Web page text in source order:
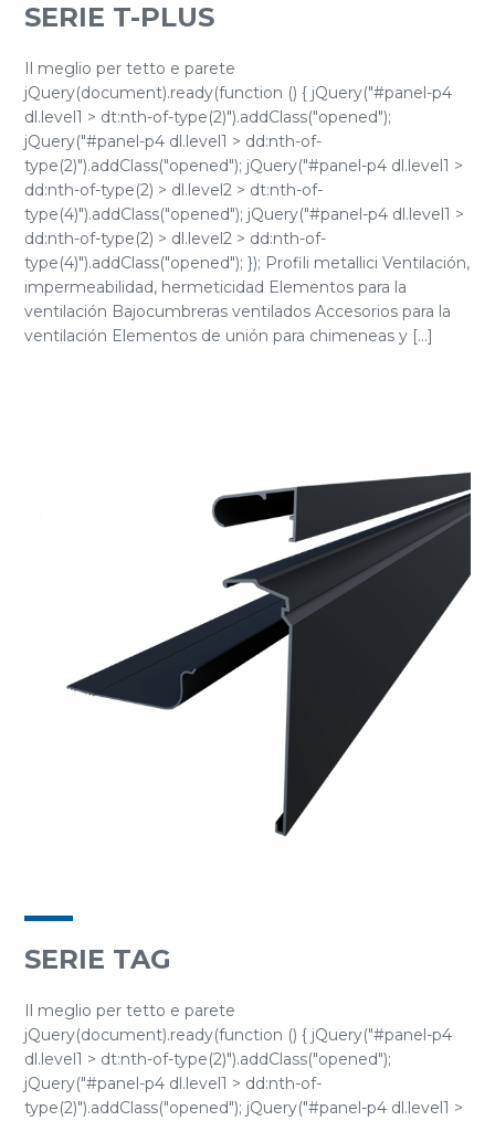
SERIE T-PLUS
Il meglio per tetto e parete
jQuery(document).ready(function () { jQuery("#panel-p4
dl.level1 > dt:nth-of-type(2)").addClass("opened");
jQuery("#panel-p4 dl.level1 > dd:nth-of-
type(2)").addClass("opened"); jQuery("#panel-p4 dl.level1 >
dd:nth-of-type(2) > dl.level2 > dt:nth-of-
type(4)").addClass("opened"); jQuery("#panel-p4 dl.level1 >
dd:nth-of-type(2) > dl.level2 > dd:nth-of-
type(4)").addClass("opened"); }); Profili metallici Ventilación,
impermeabilidad, hermeticidad Elementos para la
ventilación Bajocumbreras ventilados Accesorios para la
ventilación Elementos de unión para chimeneas y [...]
SERIE TAG
Il meglio per tetto e parete
jQuery(document).ready(function () { jQuery("#panel-p4
dl.level1 > dt:nth-of-type(2)").addClass("opened");
jQuery("#panel-p4 dl.level1 > dd:nth-of-
type(2)").addClass("opened"); jQuery("#panel-p4 dl.level1 >